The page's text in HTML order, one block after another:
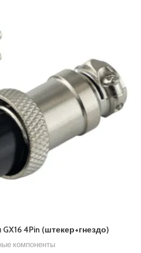
4Pin (штекер+гнездо)
компоненты